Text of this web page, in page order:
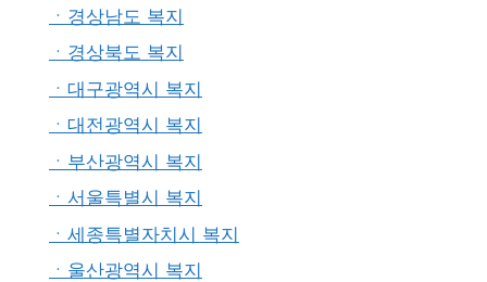
ㆍ경상남도 복지
ㆍ경상북도 복지
ㆍ대구광역시 복지
ㆍ대전광역시 복지
ㆍ부산광역시 복지
ㆍ서울특별시 복지
ㆍ세종특별자치시 복지
ㆍ울산광역시 복지